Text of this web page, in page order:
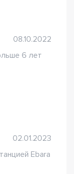
08.10.2022
6 лет
02.01.2023
Ebara